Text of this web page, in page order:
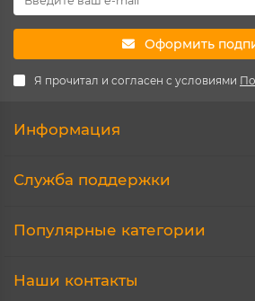
Оформить
Я прочитал и согласен с условиями
Информация
Служба поддержки
Популярные категории
Наши контакты